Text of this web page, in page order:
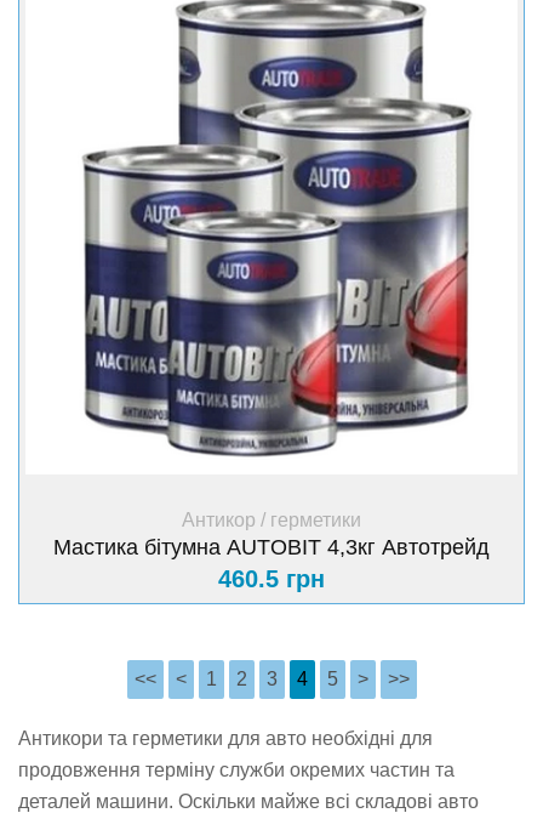
+ Купити
Антикор / герметики
Мастика бітумна AUTOBIT 4,3кг Автотрейд
460.5 грн
<< < 1 2 3 4 5 > >>
Антикори та герметики для авто необхідні для
продовження терміну служби окремих частин та
деталей машини. Оскільки майже всі складові авто